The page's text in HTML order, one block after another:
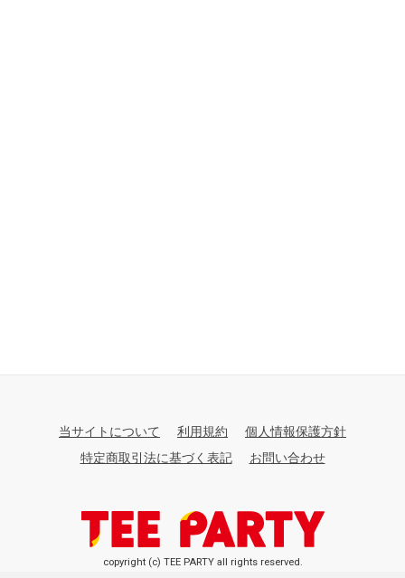
当サイトについて 利用規約
個人情報保護方針
特定商取引法に基づく表記
お問い合わせ
copyright (c) TEE PARTY all rights reserved.